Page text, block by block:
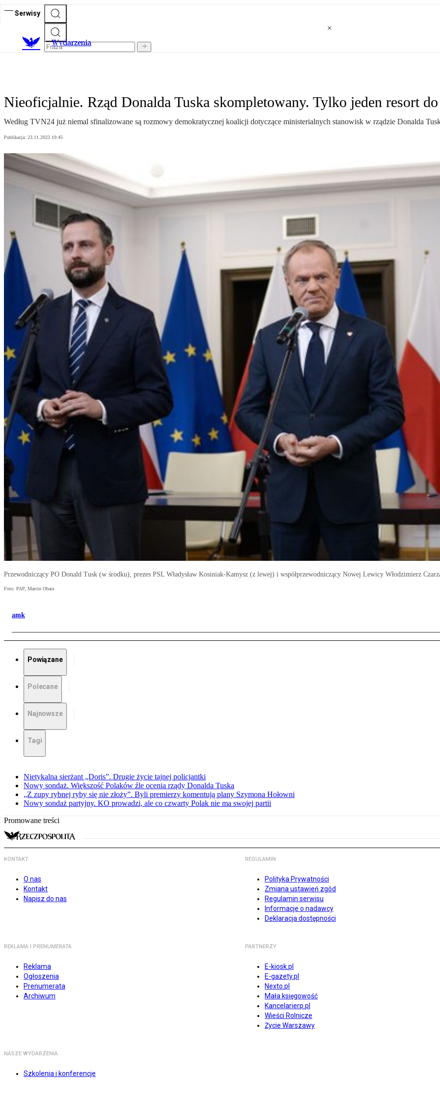
Serwisy
Wydarzenia
Nieoficjalnie. Rząd Donalda Tuska skompletowany. Tylko jeden resort do
Według TVN24 już niemal sfinalizowane są rozmowy demokratycznej koalicji dotyczące ministerialnych stanowisk w rządzie Donalda
Publikacja: 23.11.2023 19:45
Przewodniczący PO Donald Tusk (w środku), prezes PSL Władysław Kosiniak-Kamysz (z lewej) i współprzewodniczący Nowej Lewicy Włodzimierz
Foto: PAP, Marcin Obara
amk
Powiązane
Polecane
Najnowsze
Tagi
Nietykalna sierżant „Doris”. Drugie życie tajnej policjantki
Nowy sondaż. Większość Polaków źle ocenia rządy Donalda Tuska
„Z zupy rybnej ryby się nie złoży”. Byli premierzy komentują plany Szymona Hołowni
Nowy sondaż partyjny. KO prowadzi, ale co czwarty Polak nie ma swojej partii
Promowane treści
KONTAKT
O nas
Kontakt
Napisz do nas
REGULAMIN
Polityka Prywatności
Zmiana ustawień zgód
Regulamin serwisu
Informacje o nadawcy
Deklaracja dostępności
REKLAMA I PRENUMERATA
Reklama
Ogłoszenia
Prenumerata
Archiwum
PARTNERZY
E-kiosk.pl
E-gazety.pl
Nexto.pl
Mała księgowość
Kancelarierp.pl
Wieści Rolnicze
Życie Warszawy
NASZE WYDARZENIA
Szkolenia i konferencje